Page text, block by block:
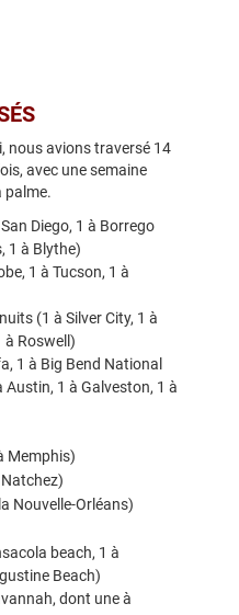
nous avions traversé 14
avec une semaine
palme.
Diego, 1 à Borrego
1 à Blythe)
1 à Tucson, 1 à
(1 à Silver City, 1 à
à Roswell)
1 à Big Bend National
Austin, 1 à Galveston, 1 à
Memphis)
Nouvelle-Orléans)
beach, 1 à
Beach)
dont une à